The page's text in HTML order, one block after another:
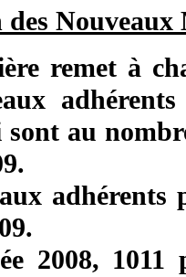
Nouveaux
remet à
au
adhérents
2008, 1011